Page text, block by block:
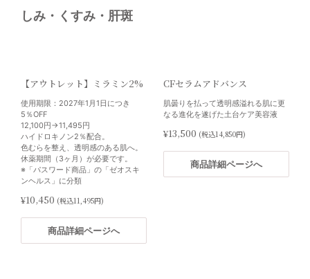
しみ・くすみ・肝斑
【アウトレット】ミラミン2%
使用期限：2027年1月1日につき
5％OFF
12,100円→11,495円
ハイドロキノン2％配合。
色むらを整え、透明感のある肌へ。
休薬期間（3ヶ月）が必要です。
※「パスワード商品」の「ゼオスキ
ンヘルス」に分類
¥10,450 (税込11,495円)
商品詳細ページへ
CFセラムアドバンス
肌曇りを払って透明感溢れる肌に更
なる進化を遂げた土台ケア美容液
¥13,500 (税込14,850円)
商品詳細ページへ